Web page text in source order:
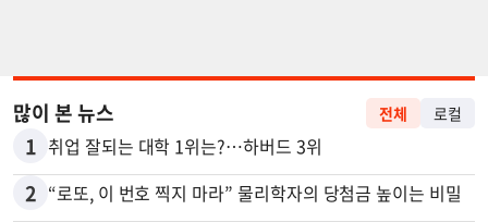
많이 본 뉴스 전체 로컬
1 취업 잘되는 대학 1위는?…하버드 3위
2 “로또, 이 번호 찍지 마라” 물리학자의 당첨금 높이는 비밀